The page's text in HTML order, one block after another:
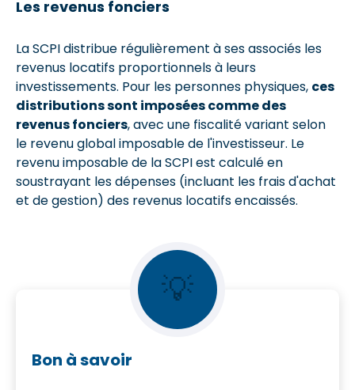
Les revenus fonciers
La SCPI distribue régulièrement à ses associés les
revenus locatifs proportionnels à leurs
investissements. Pour les personnes physiques, ces
distributions sont imposées comme des
revenus fonciers, avec une fiscalité variant selon
le revenu global imposable de l'investisseur. Le
revenu imposable de la SCPI est calculé en
soustrayant les dépenses (incluant les frais d'achat
et de gestion) des revenus locatifs encaissés.
💡
Bon à savoir